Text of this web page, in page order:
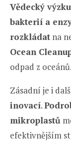
Vědecký
bakterií a
rozkládat na
Ocean
odpad z oceánů.
Zásadní je i
inovací.
mikroplastů
efektivnějším